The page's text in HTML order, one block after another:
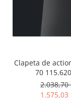
Clapeta de
70
2.038,70
1.575,03